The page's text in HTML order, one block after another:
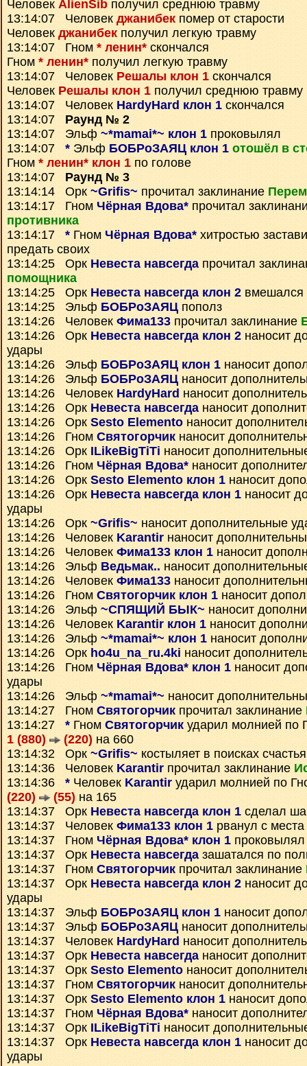
Человек AlienSib получил среднюю травму
13:14:07 Человек джанибек помер от старости
Человек джанибек получил легкую травму
13:14:07 Гном * ленин* скончался
Гном * ленин* получил легкую травму
13:14:07 Человек Решалы клон 1 скончался
Человек Решалы клон 1 получил среднюю травму
13:14:07 Человек HardyHard клон 1 скончался
13:14:07 Раунд № 2
13:14:07 Эльф ~*mamai*~ клон 1 проковылял
13:14:07 * Эльф БОБРоЗАЯЦ клон 1 отошёл в
Гном * ленин* клон 1 по голове
13:14:07 Раунд № 3
13:14:14 Орк ~Grifis~ прочитал заклинание
13:14:17 Гном Чёрная Вдова* прочитал
противника
13:14:17 * Гном Чёрная Вдова* хитростью
предать своих
13:14:25 Орк Невеста навсегда прочитал
помощника
13:14:25 Орк Невеста навсегда клон 2 вмешался
13:14:25 Эльф БОБРоЗАЯЦ пополз
13:14:26 Человек Фима133 прочитал заклинание
13:14:26 Орк Невеста навсегда клон 2 наносит
удары
13:14:26 Эльф БОБРоЗАЯЦ клон 1 наносит
13:14:26 Эльф БОБРоЗАЯЦ наносит
13:14:26 Человек HardyHard наносит
13:14:26 Орк Невеста навсегда наносит
13:14:26 Орк Sesto Elemento наносит
13:14:26 Гном Святогорчик наносит
13:14:26 Орк ILikeBigTiTi наносит
13:14:26 Гном Чёрная Вдова* наносит
13:14:26 Орк Sesto Elemento клон 1 наносит
13:14:26 Орк Невеста навсегда клон 1 наносит
удары
13:14:26 Орк ~Grifis~ наносит дополнительные
13:14:26 Человек Karantir наносит
13:14:26 Человек Фима133 клон 1 наносит
13:14:26 Эльф Ведьмак.. наносит
13:14:26 Человек Фима133 наносит
13:14:26 Гном Святогорчик клон 1 наносит
13:14:26 Эльф ~СПЯЩИЙ БЫК~ наносит
13:14:26 Человек Karantir клон 1 наносит
13:14:26 Эльф ~*mamai*~ клон 1 наносит
13:14:26 Орк ho4u_na_ru.4ki наносит
13:14:26 Гном Чёрная Вдова* клон 1 наносит
удары
13:14:26 Эльф ~*mamai*~ наносит
13:14:27 Гном Святогорчик прочитал заклинание
13:14:27 * Гном Святогорчик ударил молнией по
1 (880)
(220) на 660
13:14:32 Орк ~Grifis~ костыляет в поисках счастья
13:14:36 Человек Karantir прочитал заклинание
13:14:36 * Человек Karantir ударил молнией по
(220)
(55) на 165
13:14:37 Орк Невеста навсегда клон 1 сделал
13:14:37 Человек Фима133 клон 1 рванул с места
13:14:37 Гном Чёрная Вдова* клон 1 проковылял
13:14:37 Орк Невеста навсегда зашатался по
13:14:37 Гном Святогорчик прочитал заклинание
13:14:37 Орк Невеста навсегда клон 2 наносит
удары
13:14:37 Эльф БОБРоЗАЯЦ клон 1 наносит
13:14:37 Эльф БОБРоЗАЯЦ наносит
13:14:37 Человек HardyHard наносит
13:14:37 Орк Невеста навсегда наносит
13:14:37 Орк Sesto Elemento наносит
13:14:37 Гном Святогорчик наносит
13:14:37 Орк Sesto Elemento клон 1 наносит
13:14:37 Гном Чёрная Вдова* наносит
13:14:37 Орк ILikeBigTiTi наносит
13:14:37 Орк Невеста навсегда клон 1 наносит
удары